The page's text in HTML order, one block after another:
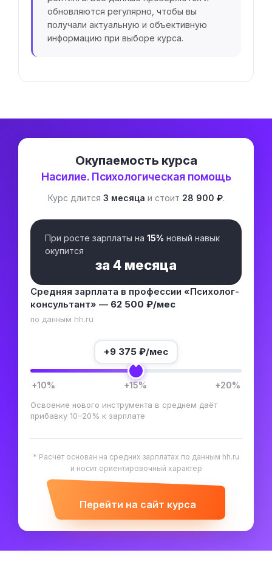
обновляются регулярно, чтобы вы
получали актуальную и объективную
информацию при выборе курса.
Окупаемость курса
Насилие. Психологическая помощь
Курс длится 3 месяца и стоит 28 900 ₽.
При росте зарплаты на 15% новый навык
окупится
за 4 месяца
Средняя зарплата в профессии «Психолог-
консультант» — 62 500 ₽/мес
по данным hh.ru
+9 375 ₽/мес
+10% +15% +20%
Освоение нового инструмента в среднем даёт
прибавку 10–20% к зарплате
* Расчёт основан на средних зарплатах по данным hh.ru
и носит ориентировочный характер
Перейти на сайт курса